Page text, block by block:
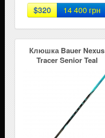
$320 14 400 грн
Клюшка Bauer Nexus
Tracer Senior Teal